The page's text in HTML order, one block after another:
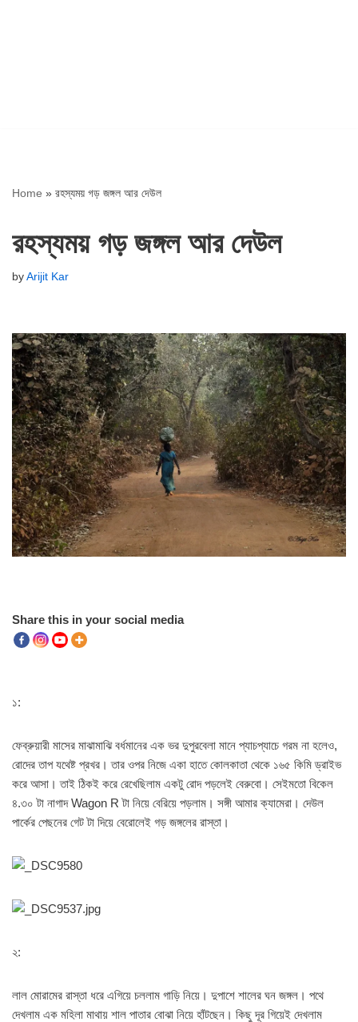
Home » রহস্যময় গড় জঙ্গল আর দেউল
রহস্যময় গড় জঙ্গল আর দেউল
by Arijit Kar
Share this in your social media
১:
ফেব্রুয়ারী মাসের মাঝামাঝি বর্ধমানের এক ভর দুপুরবেলা মানে প্যাচপ্যাচে গরম না হলেও,
রোদের তাপ যথেষ্ট প্রখর। তার ওপর নিজে একা হাতে কোলকাতা থেকে ১৬৫ কিমি ড্রাইভ
করে আসা। তাই ঠিকই করে রেখেছিলাম একটু রোদ পড়লেই বেরুবো। সেইমতো বিকেল
৪.৩০ টা নাগাদ Wagon R টা নিয়ে বেরিয়ে পড়লাম। সঙ্গী আমার ক্যামেরা। দেউল
পার্কের পেছনের গেট টা দিয়ে বেরোলেই গড় জঙ্গলের রাস্তা।
২:
লাল মোরামের রাস্তা ধরে এগিয়ে চললাম গাড়ি নিয়ে। দুপাশে শালের ঘন জঙ্গল। পথে
দেখলাম এক মহিলা মাথায় শাল পাতার বোঝা নিয়ে হাঁটছেন। কিছু দূর গিয়েই দেখলাম